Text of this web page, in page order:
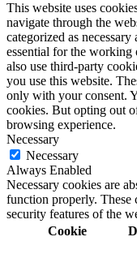
This website uses
navigate through the
categorized as
essential for the working
also use third-party
you use this website.
only with your consent.
cookies. But opting out
browsing experience.
Necessary
Necessary
Always Enabled
Necessary cookies are
function properly. These
security features of the
Cookie